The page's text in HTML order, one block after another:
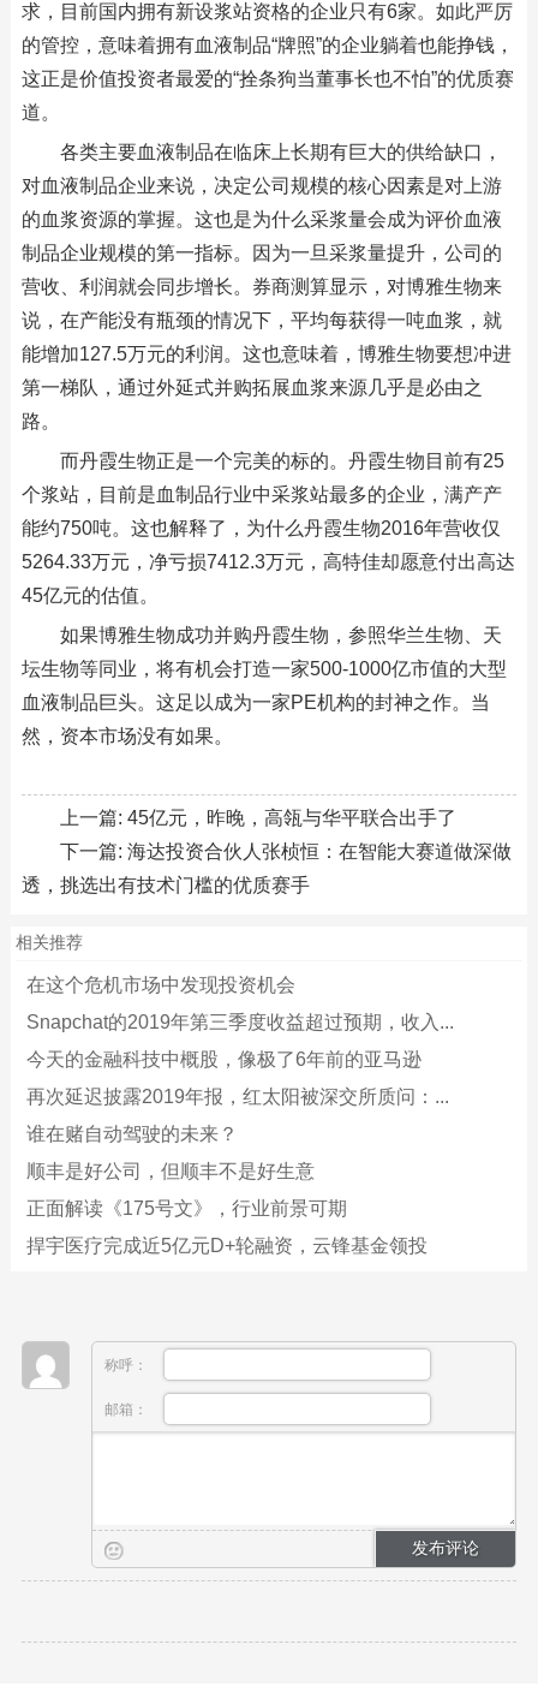
求，目前国内拥有新设浆站资格的企业只有6家。如此严厉
的管控，意味着拥有血液制品“牌照”的企业躺着也能挣钱，
这正是价值投资者最爱的“拴条狗当董事长也不怕”的优质赛
道。
各类主要血液制品在临床上长期有巨大的供给缺口，
对血液制品企业来说，决定公司规模的核心因素是对上游
的血浆资源的掌握。这也是为什么采浆量会成为评价血液
制品企业规模的第一指标。因为一旦采浆量提升，公司的
营收、利润就会同步增长。券商测算显示，对博雅生物来
说，在产能没有瓶颈的情况下，平均每获得一吨血浆，就
能增加127.5万元的利润。这也意味着，博雅生物要想冲进
第一梯队，通过外延式并购拓展血浆来源几乎是必由之
路。
而丹霞生物正是一个完美的标的。丹霞生物目前有25
个浆站，目前是血制品行业中采浆站最多的企业，满产产
能约750吨。这也解释了，为什么丹霞生物2016年营收仅
5264.33万元，净亏损7412.3万元，高特佳却愿意付出高达
45亿元的估值。
如果博雅生物成功并购丹霞生物，参照华兰生物、天
坛生物等同业，将有机会打造一家500-1000亿市值的大型
血液制品巨头。这足以成为一家PE机构的封神之作。当
然，资本市场没有如果。
上一篇: 45亿元，昨晚，高瓴与华平联合出手了
下一篇: 海达投资合伙人张桢恒：在智能大赛道做深做
透，挑选出有技术门槛的优质赛手
相关推荐
在这个危机市场中发现投资机会
Snapchat的2019年第三季度收益超过预期，收入...
今天的金融科技中概股，像极了6年前的亚马逊
再次延迟披露2019年报，红太阳被深交所质问：...
谁在赌自动驾驶的未来？
顺丰是好公司，但顺丰不是好生意
正面解读《175号文》，行业前景可期
捍宇医疗完成近5亿元D+轮融资，云锋基金领投
称呼：
邮箱：